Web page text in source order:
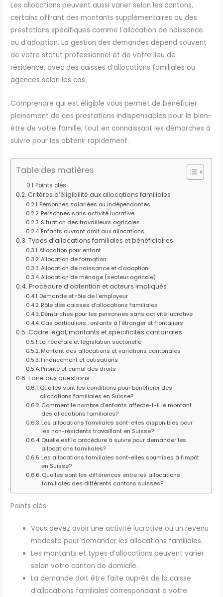
Les allocations peuvent aussi varier selon les cantons,
certains offrant des montants supplémentaires ou des
prestations spécifiques comme l’allocation de naissance
ou d’adoption. La gestion des demandes dépend souvent
de votre statut professionnel et de votre lieu de
résidence, avec des caisses d’allocations familiales ou
agences selon les cas.
Comprendre qui est éligible vous permet de bénéficier
pleinement de ces prestations indispensables pour le bien-
être de votre famille, tout en connaissant les démarches à
suivre pour les obtenir rapidement.
Table des matières
Points clés
Critères d’éligibilité aux allocations familiales
Personnes salariées ou indépendantes
Personnes sans activité lucrative
Situation des travailleurs agricoles
Enfants ouvrant droit aux allocations
Types d’allocations familiales et bénéficiaires
Allocation pour enfant
Allocation de formation
Allocation de naissance et d’adoption
Allocation de ménage (secteur agricole)
Procédure d’obtention et acteurs impliqués
Demande et rôle de l’employeur
Rôle des caisses d’allocations familiales
Démarches pour les personnes sans activité lucrative
Cas particuliers : enfants à l’étranger et frontaliers
Cadre légal, montants et spécificités cantonales
Loi fédérale et législation sectorielle
Montant des allocations et variations cantonales
Financement et cotisations
Priorité et cumul des droits
Foire aux questions
Quelles sont les conditions pour bénéficier des
allocations familiales en Suisse?
Comment le nombre d’enfants affecte-t-il le montant
des allocations familiales?
Les allocations familiales sont-elles disponibles pour
les non-résidents travaillant en Suisse?
Quelle est la procédure à suivre pour demander les
allocations familiales?
Les allocations familiales sont-elles soumises à l’impôt
en Suisse?
Quelles sont les différences entre les allocations
familiales des différents cantons suisses?
Points clés
Vous devez avoir une activité lucrative ou un revenu
modeste pour demander les allocations familiales.
Les montants et types d’allocations peuvent varier
selon votre canton de domicile.
La demande doit être faite auprès de la caisse
d’allocations familiales correspondant à votre